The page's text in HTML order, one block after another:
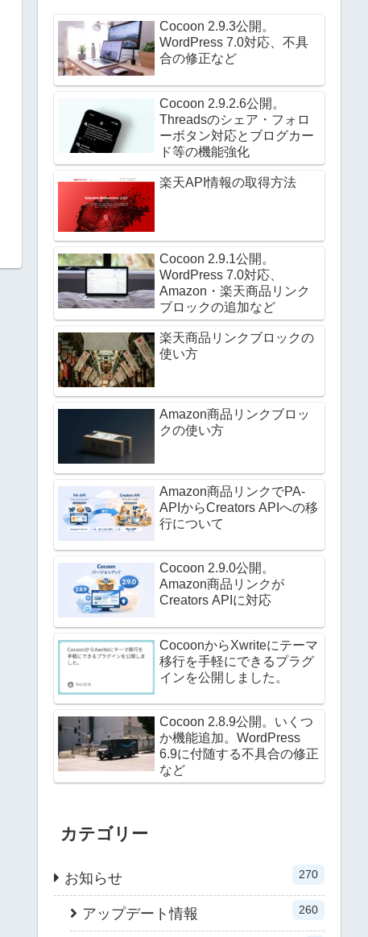
Cocoon 2.9.3公開。
WordPress 7.0対応、不具
合の修正など
Cocoon 2.9.2.6公開。
Threadsのシェア・フォロ
ーボタン対応とブログカー
ド等の機能強化
楽天API情報の取得方法
Cocoon 2.9.1公開。
WordPress 7.0対応、
Amazon・楽天商品リンク
ブロックの追加など
楽天商品リンクブロックの
使い方
Amazon商品リンクブロッ
クの使い方
Amazon商品リンクでPA-
APIからCreators APIへの移
行について
Cocoon 2.9.0公開。
Amazon商品リンクが
Creators APIに対応
CocoonからXwriteにテーマ
移行を手軽にできるプラグ
インを公開しました。
Cocoon 2.8.9公開。いくつ
か機能追加。WordPress
6.9に付随する不具合の修正
など
カテゴリー
お知らせ 270
アップデート情報 260